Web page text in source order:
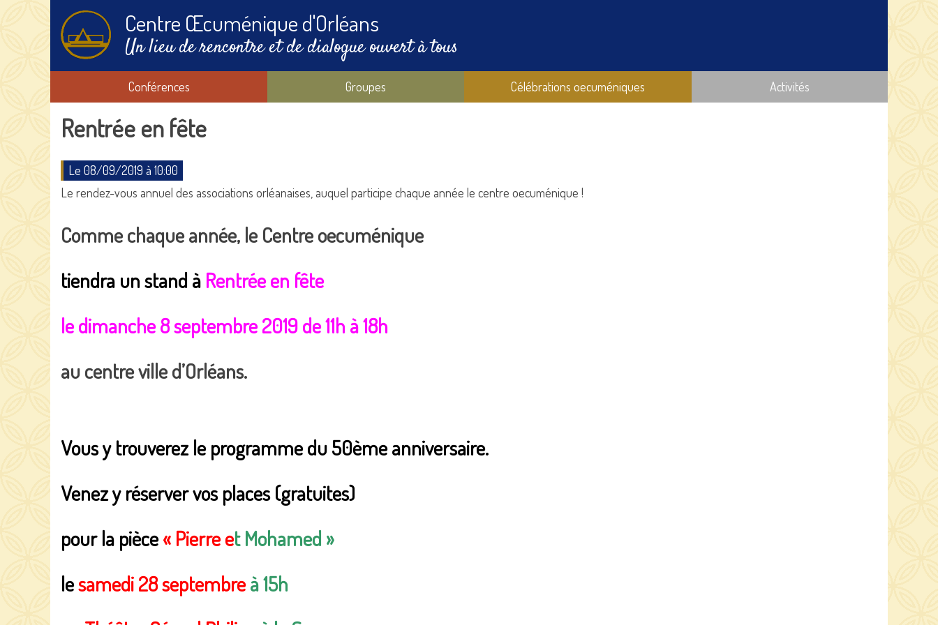
Centre Œcuménique d'Orléans
Un lieu de rencontre et de dialogue ouvert à tous
Conférences Groupes Célébrations oecuméniques Activités
Rentrée en fête
Le 08/09/2019 à 10:00
Le rendez-vous annuel des associations orléanaises, auquel participe chaque année le centre oecuménique !
Comme chaque année, le Centre oecuménique
tiendra un stand à Rentrée en fête
le dimanche 8 septembre 2019 de 11h à 18h
au centre ville d’Orléans.
Vous y trouverez le programme du 50ème anniversaire.
Venez y réserver vos places (gratuites)
pour la pièce« Pierre et Mohamed »
lesamedi 28 septembreà 15h